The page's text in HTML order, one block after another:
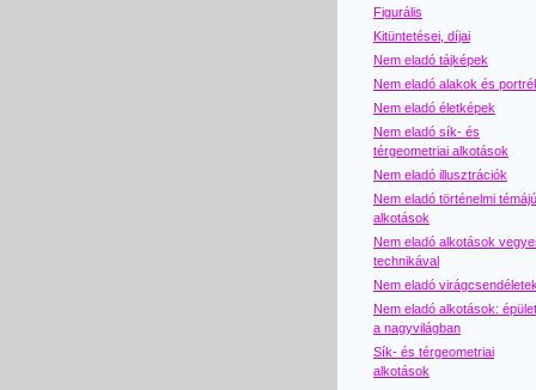
Figurális
Kitüntetései, díjai
Nem eladó tájképek
Nem eladó alakok és
Nem eladó életképek
Nem eladó sík- és
térgeometriai alkotások
Nem eladó illusztrációk
Nem eladó történelmi témájú
alkotások
Nem eladó alkotások
technikával
Nem eladó virágcsendéletek
Nem eladó alkotások:
a nagyvilágban
Sík- és térgeometriai
alkotások